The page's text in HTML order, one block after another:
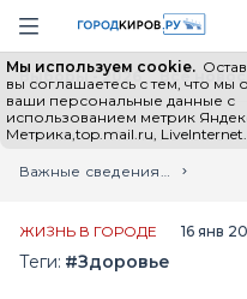
Навигация сайта
Мы используем cookie.
вы соглашаетесь с тем, что мы
ваши персональные данные с
использованием метрик
Метрика,top.mail.ru, LiveInternet.
Выборы - 2026 Все
Главная
Лента новостей
Важные сведения: медицинская справка для ГИБДД
ЖИЗНЬ В ГОРОДЕ 16 янв
Теги: #Здоровье